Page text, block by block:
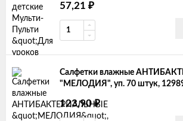
57,21 ₽
Салфетки влажные
"МЕЛОДИЯ", уп. 70 штук,
123,90₽